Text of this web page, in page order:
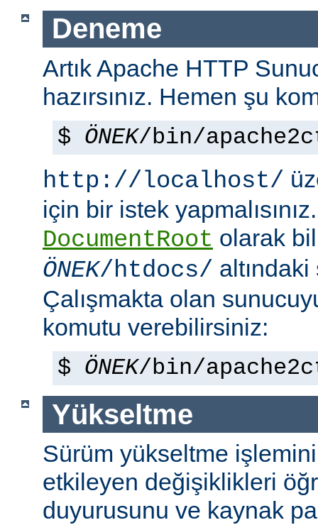
Deneme
Artık Apache HTTP
hazırsınız. Hemen şu
$ ÖNEK/bin/
http://localhost/
için bir istek
DocumentRoot olarak
ÖNEK/htdocs/
Çalışmakta olan
komutu verebilirsiniz:
$ ÖNEK/bin/
Yükseltme
Sürüm yükseltme
etkileyen değişiklikleri
duyurusunu ve kaynak